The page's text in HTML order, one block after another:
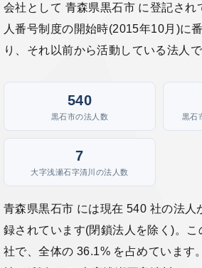
会社として 青森県黒石市 に登記され
人番号制度の開始時(2015年10月)に
り、それ以前から活動している法人で
540
黒石市の法人数 黒石
7
大字浅瀬石字清川の法人数
青森県黒石市 には現在 540 社の法人
録されています(閉鎖法人を除く)。
社で、全体の 36.1% を占めています